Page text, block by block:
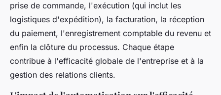
prise de commande, l'exécution (qui inclut les
logistiques d'expédition), la facturation, la réception
du paiement, l'enregistrement comptable du revenu et
enfin la clôture du processus. Chaque étape
contribue à l'efficacité globale de l'entreprise et à la
gestion des relations clients.